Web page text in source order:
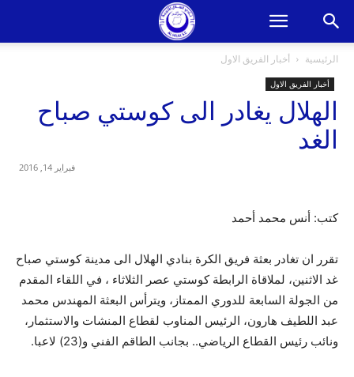
الرئيسية أخبار الفريق الاول
أخبار الفريق الاول
الهلال يغادر الى كوستي صباح
الغد
فبراير 14, 2016
كتب: أنس محمد أحمد
تقرر ان تغادر بعثة فريق الكرة بنادي الهلال الى مدينة كوستي صباح
غد الاثنين، لملاقاة الرابطة كوستي عصر الثلاثاء ، في اللقاء المقدم
من الجولة السابعة للدوري الممتاز، ويترأس البعثة المهندس محمد
عبد اللطيف هارون، الرئيس المناوب لقطاع المنشات والاستثمار،
ونائب رئيس القطاع الرياضي.. بجانب الطاقم الفني و(23) لاعبا.